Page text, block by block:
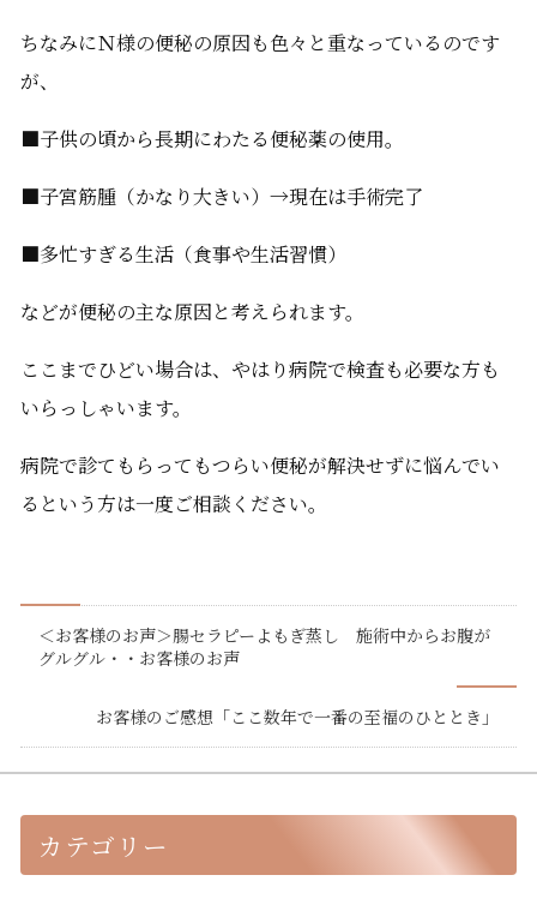
ちなみにＮ様の便秘の原因も色々と重なっているのです
が、
■子供の頃から長期にわたる便秘薬の使用。
■子宮筋腫（かなり大きい）→現在は手術完了
■多忙すぎる生活（食事や生活習慣）
などが便秘の主な原因と考えられます。
ここまでひどい場合は、やはり病院で検査も必要な方も
いらっしゃいます。
病院で診てもらってもつらい便秘が解決せずに悩んでい
るという方は一度ご相談ください。
＜お客様のお声＞腸セラピーよもぎ蒸し 施術中からお腹が
グルグル・・お客様のお声
お客様のご感想「ここ数年で一番の至福のひととき」
カテゴリー